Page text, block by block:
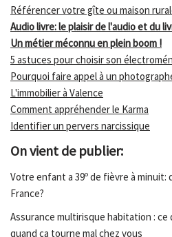
Référencer votre gîte ou maison
Audio livre: le plaisir de l'audio et du
Un métier méconnu en plein boom !
5 astuces pour choisir son
Pourquoi faire appel à un
L'immobilier à Valence
Comment appréhender le Karma
Identifier un pervers narcissique
On vient de publier:
Votre enfant a 39º de fièvre à minuit:
France?
Assurance multirisque habitation :
quand ça tourne mal chez vous